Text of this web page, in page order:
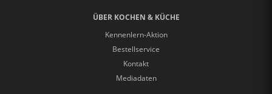
ÜBER KOCHEN & KÜCHE
Kennenlern-Aktion
Bestellservice
Kontakt
Mediadaten